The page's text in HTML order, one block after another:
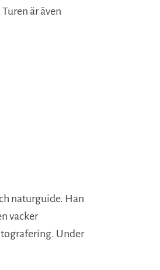
är även
naturguide. Han
vacker
Under